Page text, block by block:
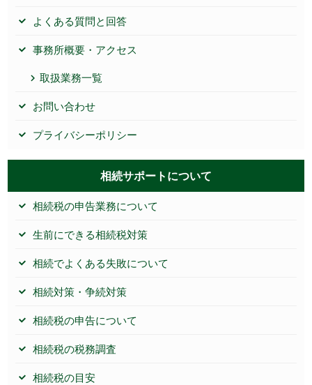
よくある質問と回答
事務所概要・アクセス
取扱業務一覧
お問い合わせ
プライバシーポリシー
相続サポートについて
相続税の申告業務について
生前にできる相続税対策
相続でよくある失敗について
相続対策・争続対策
相続税の申告について
相続税の税務調査
相続税の目安